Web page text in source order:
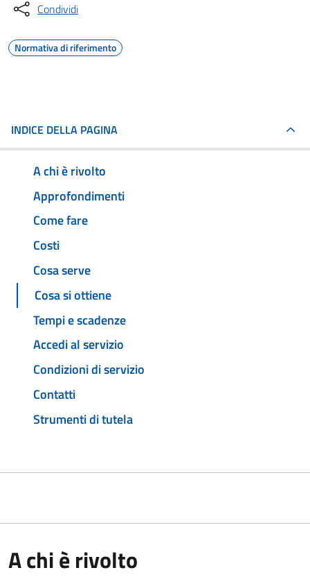
Condividi
Normativa di riferimento
INDICE DELLA PAGINA
A chi è rivolto
Approfondimenti
Come fare
Costi
Cosa serve
Cosa si ottiene
Tempi e scadenze
Accedi al servizio
Condizioni di servizio
Contatti
Strumenti di tutela
A chi è rivolto